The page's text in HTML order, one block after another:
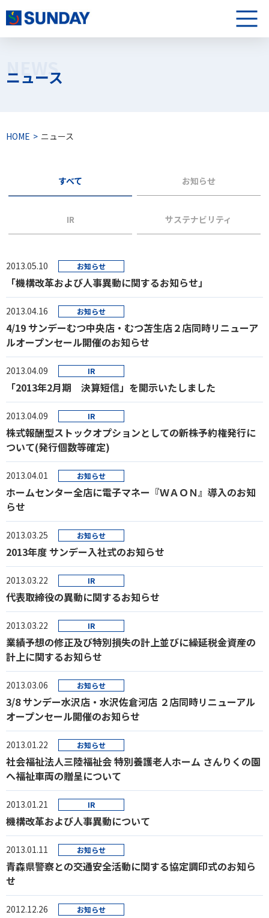
株式会社サンデー
メニュ
NEWS
ニュース
HOME ニュース
すべて お知らせ
IR サステナビリティ
2013.05.10 お知らせ
「機構改革および人事異動に関するお知らせ」
2013.04.16 お知らせ
4/19 サンデーむつ中央店・むつ苫生店２店同時リニューア
ルオープンセール開催のお知らせ
2013.04.09 IR
「2013年2月期 決算短信」を開示いたしました
2013.04.09 IR
株式報酬型ストックオプションとしての新株予約権発行に
ついて(発行個数等確定)
2013.04.01 お知らせ
ホームセンター全店に電子マネー『ＷＡＯＮ』導入のお知
らせ
2013.03.25 お知らせ
2013年度 サンデー入社式のお知らせ
2013.03.22 IR
代表取締役の異動に関するお知らせ
2013.03.22 IR
業績予想の修正及び特別損失の計上並びに繰延税金資産の
計上に関するお知らせ
2013.03.06 お知らせ
3/8 サンデー水沢店・水沢佐倉河店 ２店同時リニューアル
オープンセール開催のお知らせ
2013.01.22 お知らせ
社会福祉法人三陸福祉会 特別養護老人ホーム さんりくの園
へ福祉車両の贈呈について
2013.01.21 IR
機構改革および人事異動について
2013.01.11 お知らせ
青森県警察との交通安全活動に関する協定調印式のお知ら
せ
2012.12.26 お知らせ